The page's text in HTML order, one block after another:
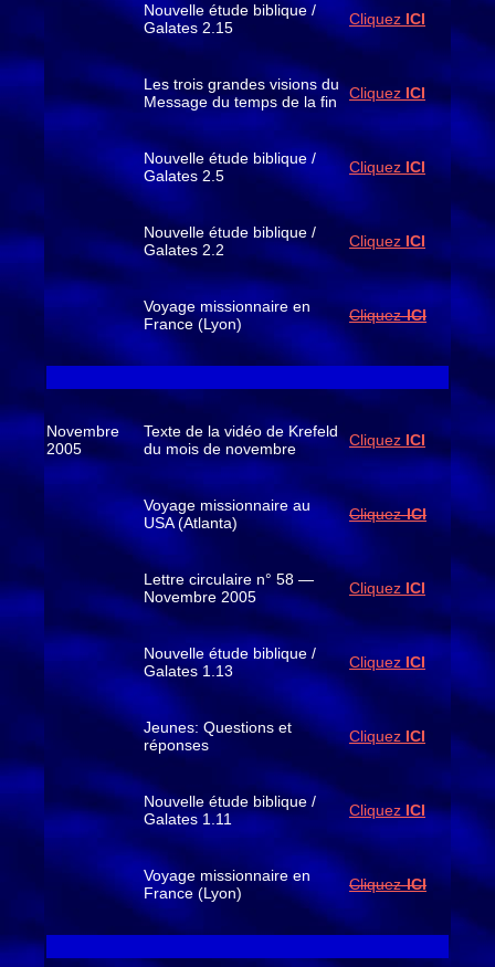
Nouvelle étude biblique /
Galates 2.15
Cliquez ICI
Les trois grandes visions du
Message du temps de la fin
Cliquez ICI
Nouvelle étude biblique /
Galates 2.5
Cliquez ICI
Nouvelle étude biblique /
Galates 2.2
Cliquez ICI
Voyage missionnaire en
France (Lyon)
Cliquez-ICI
Novembre
2005
Texte de la vidéo de Krefeld
du mois de novembre
Cliquez ICI
Voyage missionnaire au
USA (Atlanta)
Cliquez-ICI
Lettre circulaire n° 58 —
Novembre 2005
Cliquez ICI
Nouvelle étude biblique /
Galates 1.13
Cliquez ICI
Jeunes: Questions et
réponses
Cliquez ICI
Nouvelle étude biblique /
Galates 1.11
Cliquez ICI
Voyage missionnaire en
France (Lyon)
Cliquez-ICI